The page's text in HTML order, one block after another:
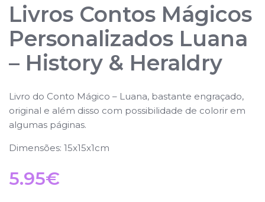
Livros Contos Mágicos
Personalizados Luana
– History & Heraldry
Livro do Conto Mágico – Luana, bastante engraçado,
original e além disso com possibilidade de colorir em
algumas páginas.
Dimensões: 15x15x1cm
5.95€